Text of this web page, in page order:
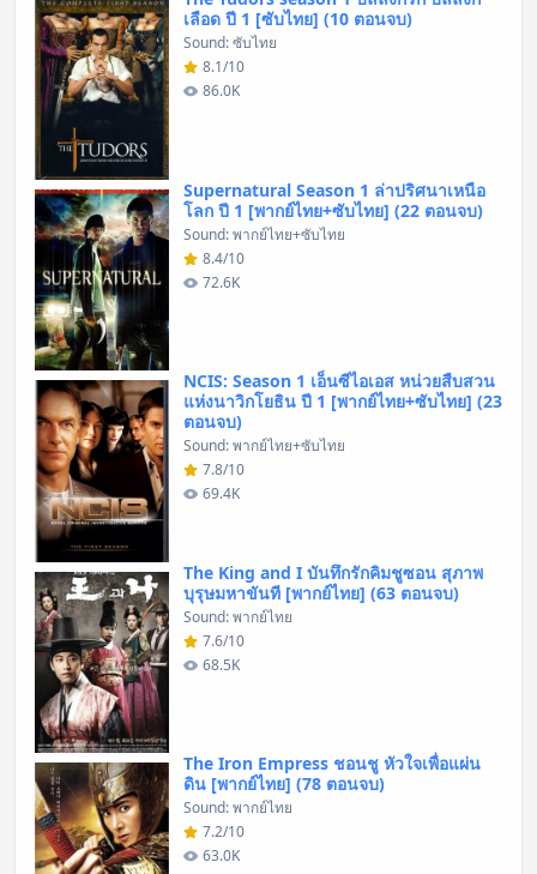
เลือด ปี 1 [ซับไทย] (10 ตอนจบ)
Sound: ซับไทย
8.1/10
86.0K
Supernatural Season 1 ล่าปริศนาเหนือ
โลก ปี 1 [พากย์ไทย+ซับไทย] (22 ตอนจบ)
Sound: พากย์ไทย+ซับไทย
8.4/10
72.6K
NCIS: Season 1 เอ็นซีไอเอส หน่วยสืบสวน
แห่งนาวิกโยธิน ปี 1 [พากย์ไทย+ซับไทย] (23
ตอนจบ)
Sound: พากย์ไทย+ซับไทย
7.8/10
69.4K
The King and I บันทึกรักคิมชูซอน สุภาพ
บุรุษมหาขันที [พากย์ไทย] (63 ตอนจบ)
Sound: พากย์ไทย
7.6/10
68.5K
The Iron Empress ชอนชู หัวใจเพื่อแผ่น
ดิน [พากย์ไทย] (78 ตอนจบ)
Sound: พากย์ไทย
7.2/10
63.0K